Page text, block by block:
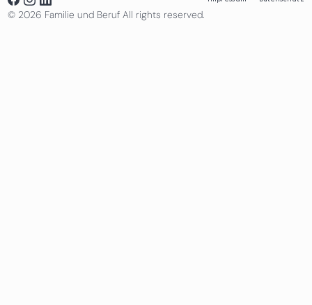
© 2026 Familie und Beruf All rights reserved.